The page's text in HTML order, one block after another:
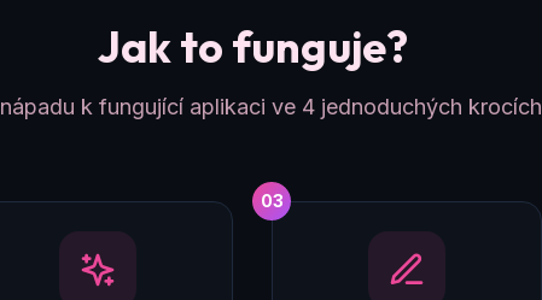
Jak to funguje?
k fungující aplikaci ve 4 jednoduchých krocích
03